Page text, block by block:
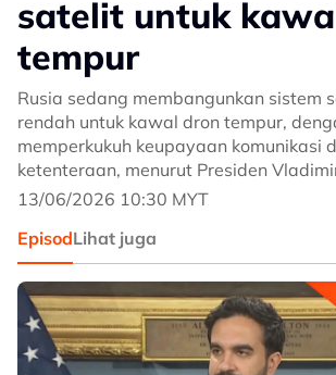
satelit untuk
tempur
Rusia sedang membangunkan sistem
rendah untuk kawal dron tempur,
memperkukuh keupayaan komunikasi
ketenteraan, menurut Presiden
13/06/2026 10:30 MYT
EpisodLihat juga